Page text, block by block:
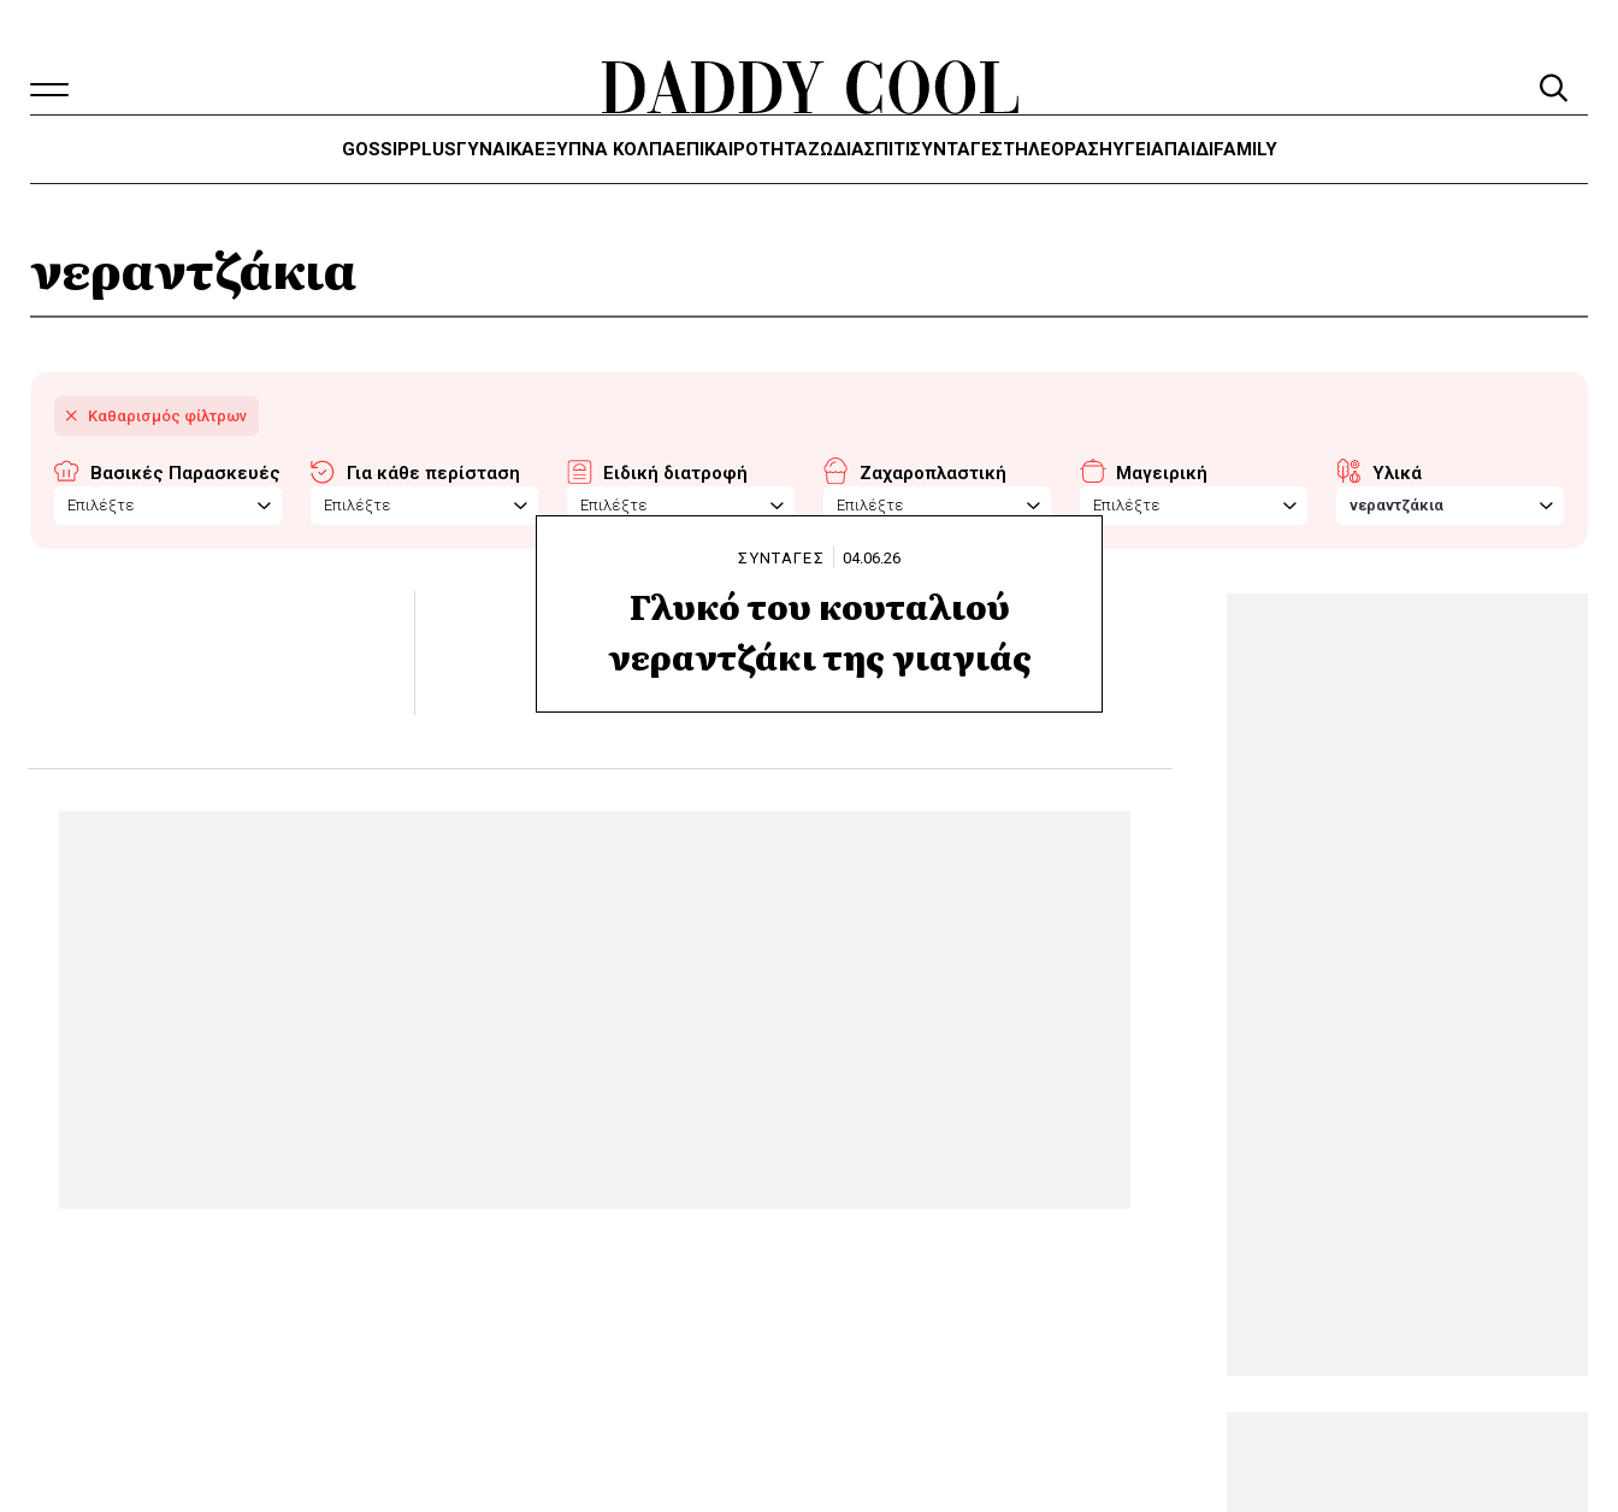
GOSSIPPLUSΓΥΝΑΙΚΑΈΞΥΠΝΑ ΚΌΛΠΑΕΠΙΚΑΙΡΟΤΗΤΑΖΏΔΙΑΣΠΙΤΙΣΥΝΤΑΓΕΣΤΗΛΕΌΡΑΣΗΥΓΕΊΑΠΑΙΔΙFAMILY
νεραντζάκια
Βασικές Παρασκευές
Επιλέξτε
Για κάθε περίσταση
Επιλέξτε
Ειδική διατροφή
Επιλέξτε
Ζαχαροπλαστική
Επιλέξτε
Μαγειρική
Επιλέξτε
Υλικά
νεραντζάκια
ΣΥΝΤΑΓΕΣ 04.06.26
Γλυκό του κουταλιού
νεραντζάκι της γιαγιάς